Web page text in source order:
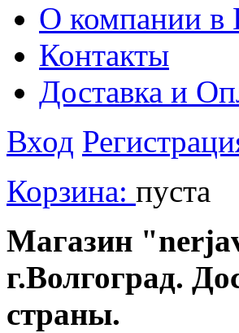
О компании в
Контакты
Доставка и
Вход
Корзина: пуста
Магазин
г.Волгоград.
страны.